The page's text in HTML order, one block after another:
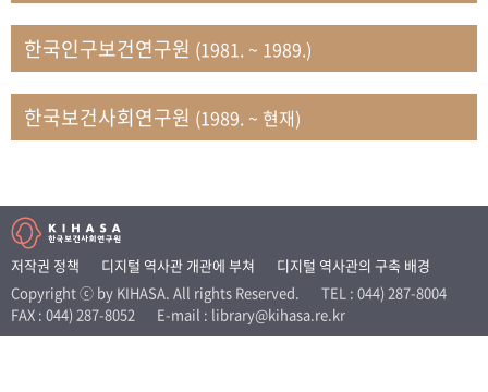
VR 역사관
문현상
가족복지연구실 인구가족연구팀
박인화
보건정책연구실
박재빈
연구부 인구역학담당실
변종화
보건정책연구실 건강증진팀
송건용
보건정책연구실
송태민
정보통계연구실 빅데이터연구센터
신희설
사업개발부 국제협력연구실
이규식
의료보험연구실
이문기
훈련부
한국인구보건연구원 (1981. ~ 1989.)
한국보건사회연구원 (1989. ~ 현재)
저작권 정책 디지털 역사관 개관에 부쳐
디지털 역사관의 구축 배경
Copyright ⓒ by KIHASA. All rights Reserved.
TEL : 044) 287-8004
FAX : 044) 287-8052
E-mail : library@kihasa.re.kr